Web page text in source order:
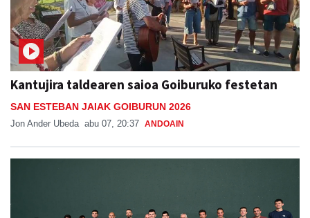
Kantujira taldearen saioa Goiburuko festetan
SAN ESTEBAN JAIAK GOIBURUN 2026
Jon Ander Ubeda abu 07, 20:37 ANDOAIN